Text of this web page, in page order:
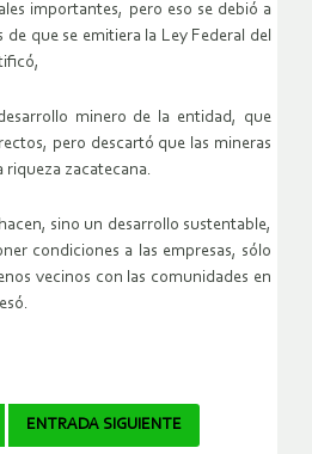
importantes, pero eso se debió a
de que se emitiera la Ley Federal del
minero de la entidad, que
pero descartó que las mineras
riqueza zacatecana.
sino un desarrollo sustentable,
condiciones a las empresas, sólo
vecinos con las comunidades en
ENTRADA SIGUIENTE